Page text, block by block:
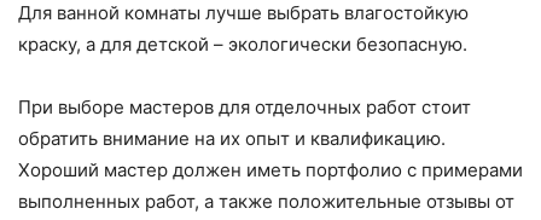
Для ванной комнаты лучше выбрать влагостойкую
краску, а для детской – экологически безопасную.
При выборе мастеров для отделочных работ стоит
обратить внимание на их опыт и квалификацию.
Хороший мастер должен иметь портфолио с примерами
выполненных работ, а также положительные отзывы от